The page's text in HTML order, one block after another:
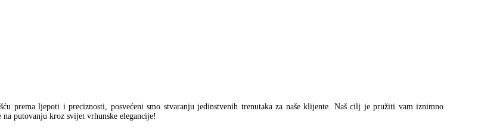
prema ljepoti i preciznosti, posvećeni smo stvaranju jedinstvenih trenutaka za naše klijente. Naš cilj je pružiti vam iznimno
na putovanju kroz svijet vrhunske elegancije!